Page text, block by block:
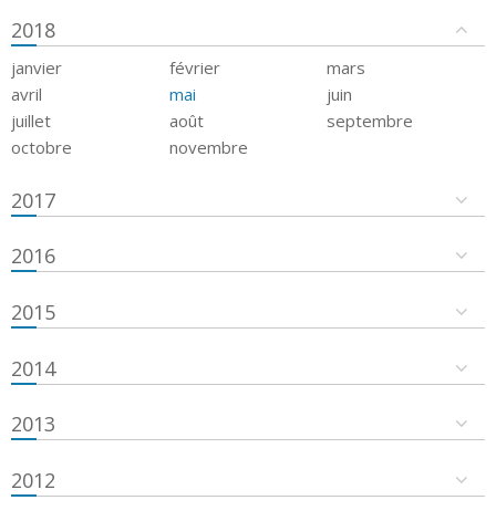
2018
janvier février
mars
avril
mai
juin
juillet
août
septembre
octobre
novembre
2017
2016
2015
2014
2013
2012